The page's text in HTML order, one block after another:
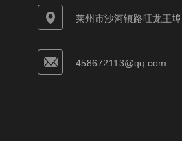
莱州市沙河镇路旺龙王埠
458672113@qq.com